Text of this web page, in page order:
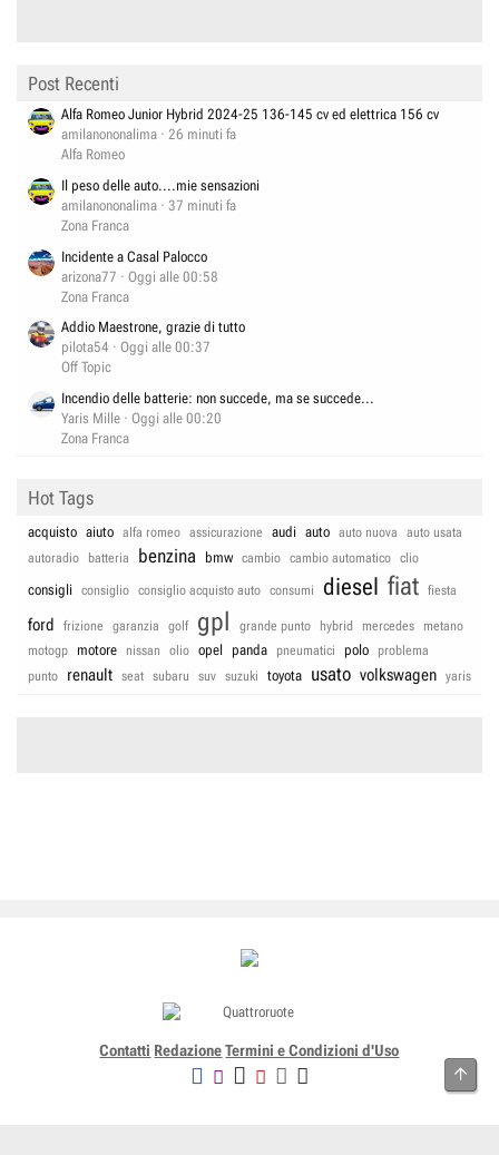
Post Recenti
Alfa Romeo Junior Hybrid 2024-25 136-145 cv ed elettrica 156 cv
amilanononalima
26 minuti fa
Alfa Romeo
Il peso delle auto....mie sensazioni
amilanononalima
37 minuti fa
Zona Franca
Incidente a Casal Palocco
arizona77
Oggi alle 00:58
Zona Franca
Addio Maestrone, grazie di tutto
pilota54
Oggi alle 00:37
Off Topic
Incendio delle batterie: non succede, ma se succede...
Yaris Mille
Oggi alle 00:20
Zona Franca
Hot Tags
acquisto aiuto alfa romeo assicurazione audi auto auto nuova
auto usata
autoradio
batteria benzina bmw cambio cambio automatico clio
consigli consiglio consiglio acquisto auto consumi diesel fiat fiesta
ford frizione garanzia golf gpl grande punto hybrid mercedes
metano
motogp
motore nissan olio opel panda pneumatici polo
problema
punto
renault seat subaru suv suzuki toyota usato volkswagen yaris
Contatti Redazione Termini e Condizioni d'Uso
Alto